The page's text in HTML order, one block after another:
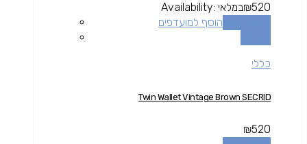
₪520
Availability: במלאי
הוסף למועדפים
כללי
Twin Wallet Vintage Brown SECRID
₪520